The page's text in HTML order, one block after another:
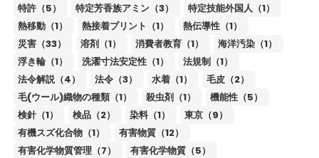
特許（5）
特定芳香族アミン（3）
特定技能外国人（1）
熱移動（1）
熱接着プリント（1）
熱伝導性（1）
災害（33）
溶剤（1） 消費者教育（1）
海洋汚染（1）
浮き輪（1）
洗濯寸法安定性（1）
法規制（1）
法令解説（4）
法令（3） 水着（1）
毛皮（2）
毛(ウール)織物の種類（1）
殺虫剤（1）
機能性（5）
検針（1）
検品（2） 染料（1）
東京（9）
有機スズ化合物（1）
有害物質（12）
有害化学物質管理（7）
有害化学物質（5）